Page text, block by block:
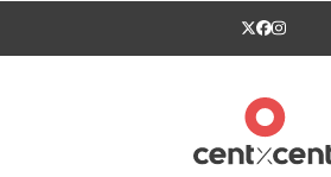
Twitter
Facebook